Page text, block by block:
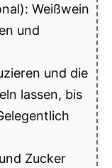
Weißwein
und
und die
lassen, bis
Zucker